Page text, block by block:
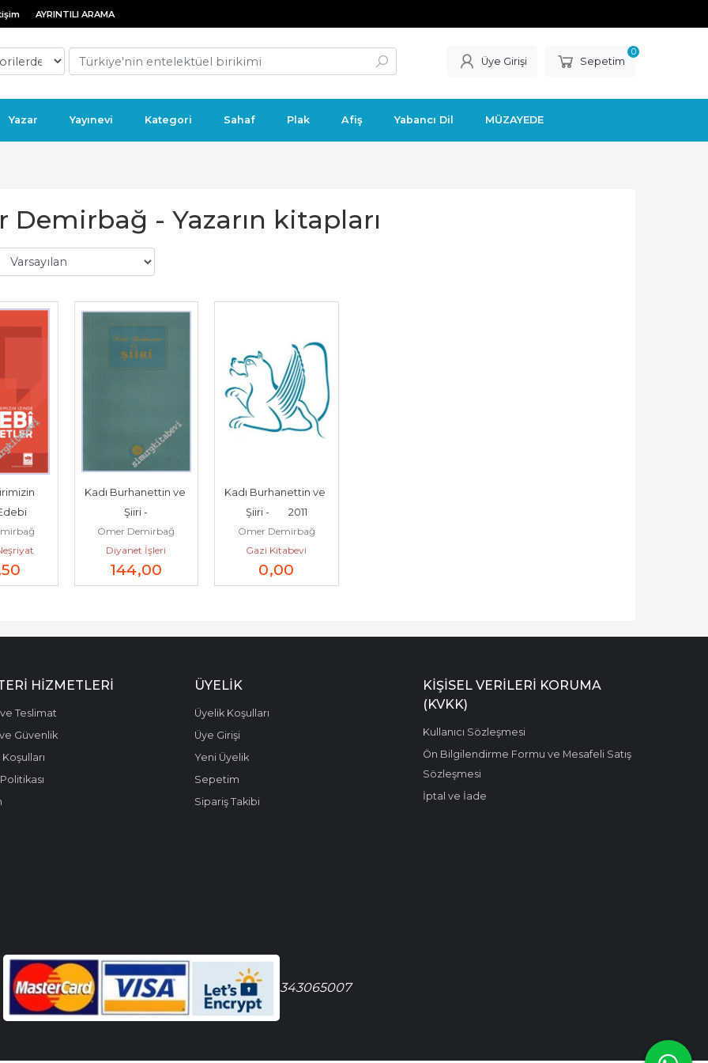
AYRINTILI ARAMA
Üye Girişi Sepetim
0
Yazar Yayınevi Kategori Sahaf Plak Afiş Yabancı Dil MÜZAYEDE
Demirbağ - Yazarın kitapları
-
Kadı Burhanettin ve
Şiiri -
Ömer Demirbağ
Diyanet İşleri
Başkanlığı
144,00
Kadı Burhanettin ve
Şiiri -        2011
Ömer Demirbağ
Gazi Kitabevi
0,00
HIZMETLERI
Teslimat
Güvenlik
ÜYELIK
Üyelik Koşulları
Üye Girişi
Yeni Üyelik
Sepetim
Sipariş Takibi
KIŞISEL VERILERI KORUMA
(KVKK)
Kullanıcı Sözleşmesi
Ön Bilgilendirme Formu ve Mesafeli Satış
Sözleşmesi
İptal ve İade
343065007